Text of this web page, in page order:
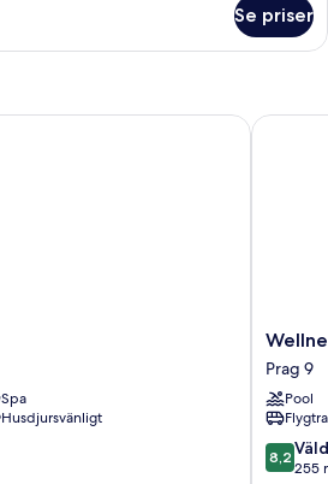
Se priser
Spa
Husdjursvänligt
Hotel
Step
Prag
9
Prag 9
Pool
8.2
av
8,2
255